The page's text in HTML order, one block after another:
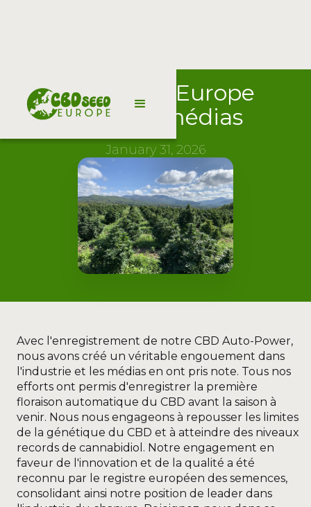
CBD Seed Europe
dans les médias
January 31, 2026
Avec l'enregistrement de notre CBD Auto-Power,
nous avons créé un véritable engouement dans
l'industrie et les médias en ont pris note. Tous nos
efforts ont permis d'enregistrer la première
floraison automatique du CBD avant la saison à
venir. Nous nous engageons à repousser les limites
de la génétique du CBD et à atteindre des niveaux
records de cannabidiol. Notre engagement en
faveur de l'innovation et de la qualité a été
reconnu par le registre européen des semences,
consolidant ainsi notre position de leader dans